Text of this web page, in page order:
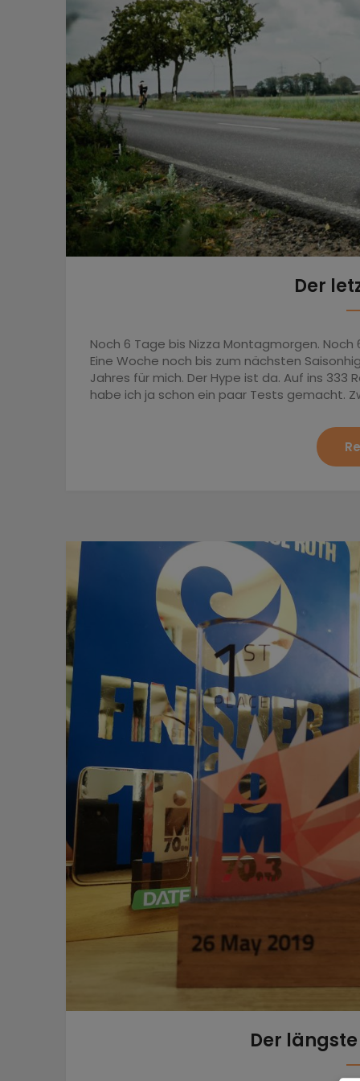
Der
Noch 6 Tage bis Nizza Montagmorgen.
Eine Woche noch bis zum nächsten
Jahres für mich. Der Hype ist da. Auf ins
habe ich ja schon ein paar Tests gemacht.
Der